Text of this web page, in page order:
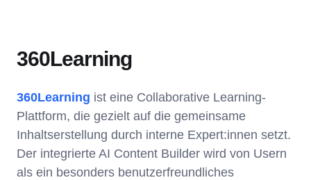
360Learning
360Learning ist eine Collaborative Learning-
Plattform, die gezielt auf die gemeinsame
Inhaltserstellung durch interne Expert:innen setzt.
Der integrierte AI Content Builder wird von Usern
als ein besonders benutzerfreundliches